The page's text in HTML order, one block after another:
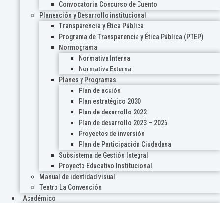
Convocatoria Concurso de Cuento
Planeación y Desarrollo institucional
Transparencia y Ética Pública
Programa de Transparencia y Ética Pública (PTEP)
Normograma
Normativa Interna
Normativa Externa
Planes y Programas
Plan de acción
Plan estratégico 2030
Plan de desarrollo 2022
Plan de desarrollo 2023 – 2026
Proyectos de inversión
Plan de Participación Ciudadana
Subsistema de Gestión Integral
Proyecto Educativo Institucional
Manual de identidad visual
Teatro La Convención
Académico